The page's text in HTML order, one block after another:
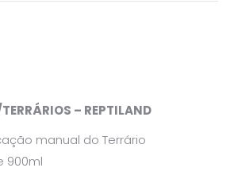
– REPTILAND
manual do Terrário
900ml